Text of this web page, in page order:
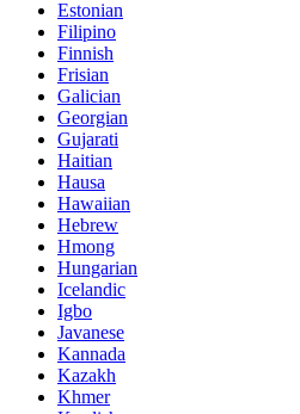
Estonian
Filipino
Finnish
Frisian
Galician
Georgian
Gujarati
Haitian
Hausa
Hawaiian
Hebrew
Hmong
Hungarian
Icelandic
Igbo
Javanese
Kannada
Kazakh
Khmer